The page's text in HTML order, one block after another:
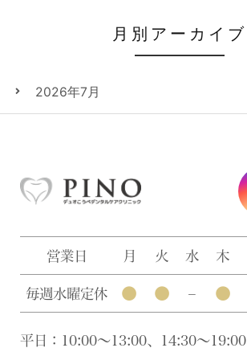
月別アーカイブ
2026年7月
営業日 月 火 水 木
毎週水曜定休 ● ● – ●
平日：10:00〜13:00、14:30〜19:00